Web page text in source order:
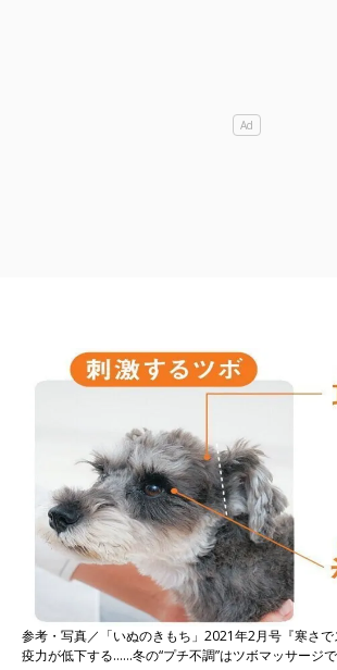
参考・写真／「いぬのきもち」2021年2月号『寒さ
疫力が低下する……冬の“プチ不調”はツボマッサージで